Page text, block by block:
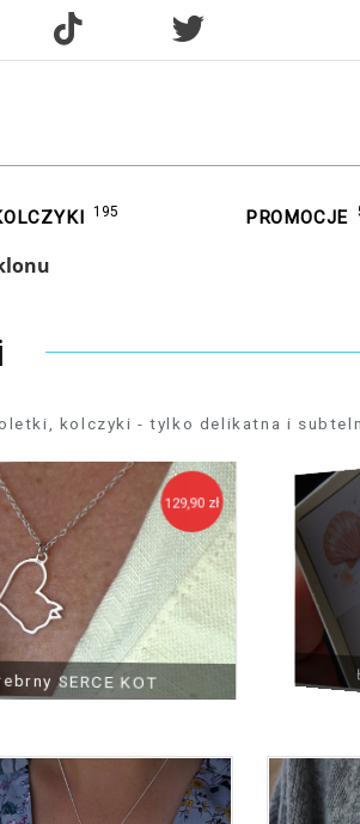
195 PROMOCJE
kolczyki - tylko delikatna i
SERCE KOT
129,90 zł